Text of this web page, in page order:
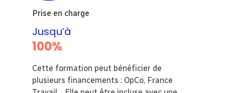
Prise en charge
Jusqu’à
100%
Cette formation peut bénéficier de
plusieurs financements : OpCo, France